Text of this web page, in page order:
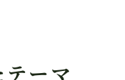
ーマ